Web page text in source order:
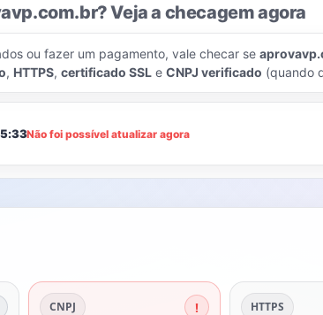
Veja a checagem agora
ou fazer um pagamento, vale checar se
, HTTPS, certificado SSL e CNPJ verificado (quando
Não foi possível atualizar agora
CNPJ HTTPS